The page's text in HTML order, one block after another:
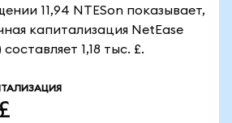
11,94 NTESon показывает,
капитализация NetEase
1,18 тыс. £.